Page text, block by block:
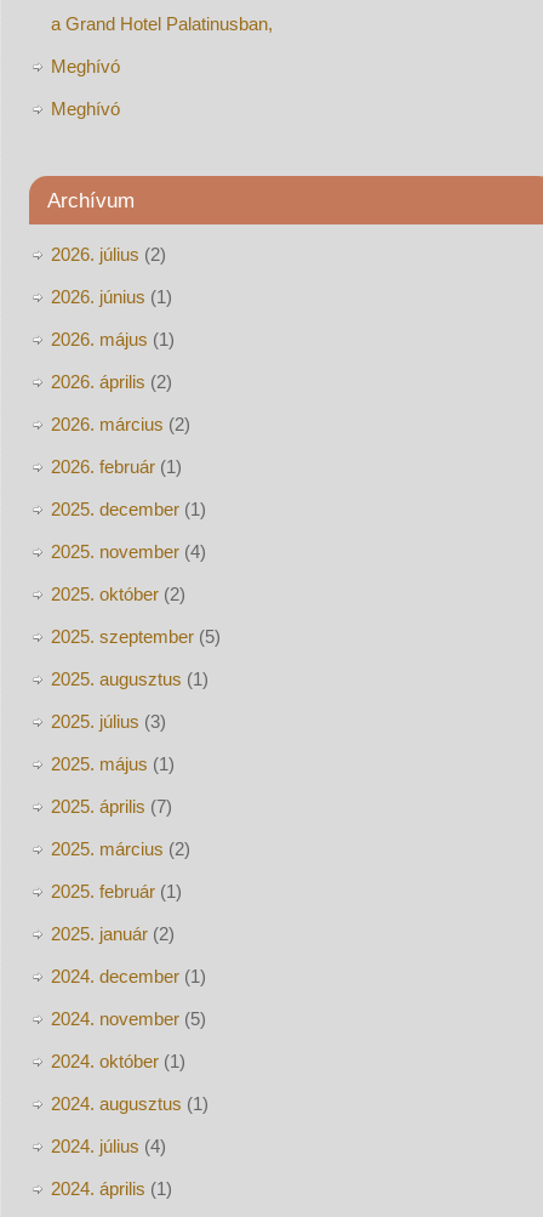
a Grand Hotel Palatinusban,
Meghívó
Meghívó
Archívum
2026. július (2)
2026. június (1)
2026. május (1)
2026. április (2)
2026. március (2)
2026. február(1)
2025. december(1)
2025. november(4)
2025. október(2)
2025. szeptember(5)
2025. augusztus (1)
2025. július (3)
2025. május (1)
2025. április (7)
2025. március (2)
2025. február(1)
2025. január(2)
2024. december(1)
2024. november(5)
2024. október(1)
2024. augusztus (1)
2024. július (4)
2024. április (1)